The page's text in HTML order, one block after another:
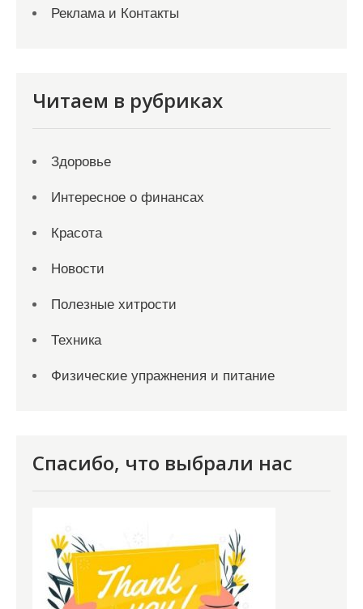
Реклама и Контакты
Читаем в рубриках
Здоровье
Интересное о финансах
Красота
Новости
Полезные хитрости
Техника
Физические упражнения и питание
Спасибо, что выбрали нас